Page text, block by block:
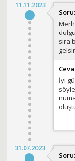
11.11.2023
Soru:
sıra
İyi
31.07.2023
Soru: